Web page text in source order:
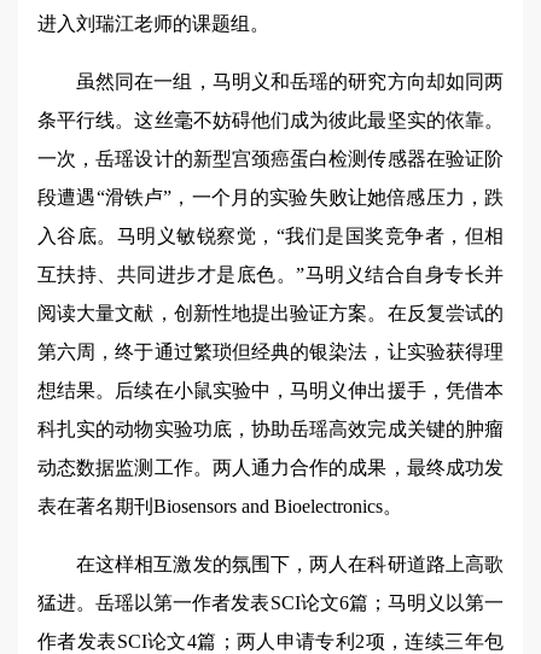
进入刘瑞江老师的课题组。
虽然同在一组，马明义和岳瑶的研究方向却如同两
条平行线。这丝毫不妨碍他们成为彼此最坚实的依靠。
一次，岳瑶设计的新型宫颈癌蛋白检测传感器在验证阶
段遭遇“滑铁卢”，一个月的实验失败让她倍感压力，跌
入谷底。马明义敏锐察觉，“我们是国奖竞争者，但相
互扶持、共同进步才是底色。”马明义结合自身专长并
阅读大量文献，创新性地提出验证方案。在反复尝试的
第六周，终于通过繁琐但经典的银染法，让实验获得理
想结果。后续在小鼠实验中，马明义伸出援手，凭借本
科扎实的动物实验功底，协助岳瑶高效完成关键的肿瘤
动态数据监测工作。两人通力合作的成果，最终成功发
表在著名期刊Biosensors and Bioelectronics。
在这样相互激发的氛围下，两人在科研道路上高歌
猛进。岳瑶以第一作者发表SCI论文6篇；马明义以第一
作者发表SCI论文4篇；两人申请专利2项，连续三年包